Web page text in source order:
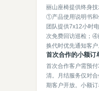
丽山座椅提供终身
①产品使用说明书
团队提供7x12小时
次免费回访巡检；
换代时优先通知客户
首次合作的小额订
首次合作客户需预
清。月结服务仅对
期客户开放。小额